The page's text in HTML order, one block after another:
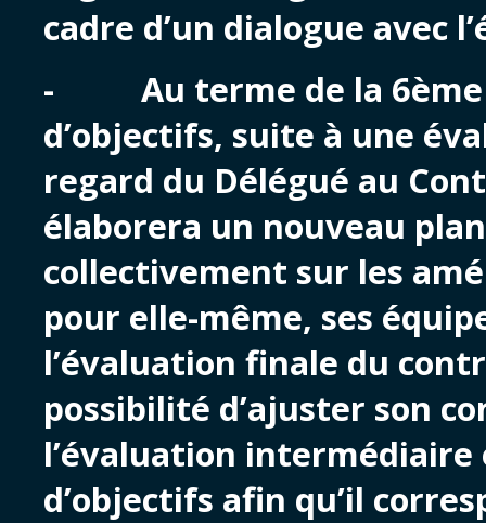
cadre d’un dialogue avec
- Au terme de la 6ème
d’objectifs, suite à une
regard du Délégué au
élaborera un nouveau
collectivement sur les
pour elle-même, ses
l’évaluation finale du
possibilité d’ajuster son
l’évaluation
d’objectifs afin qu’il